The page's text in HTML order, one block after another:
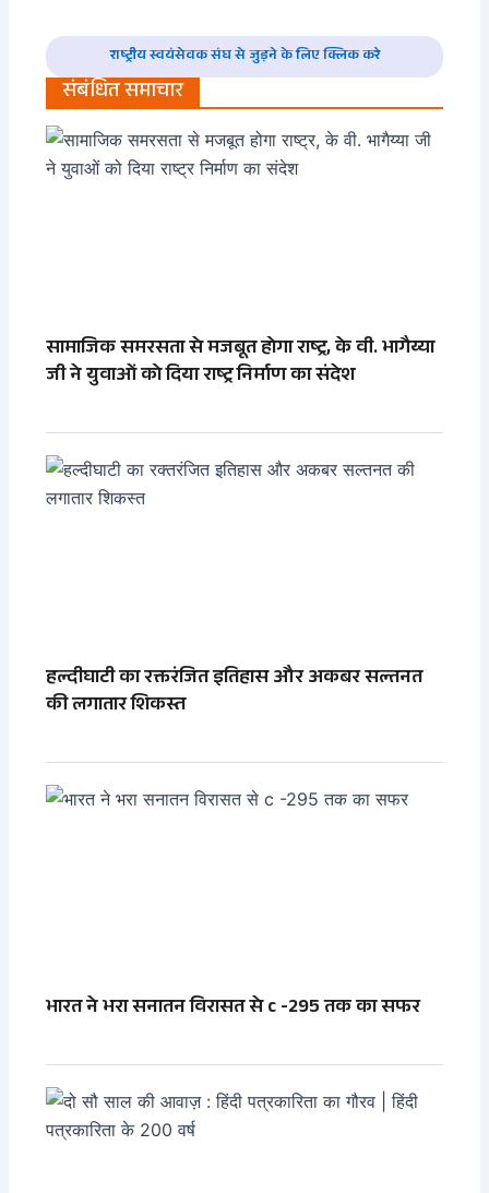
राष्ट्रीय स्वयंसेवक संघ से जुड़ने के लिए क्लिक करे
संबंधित समाचार
सामाजिक समरसता से मजबूत होगा राष्ट्र, के वी. भागैय्या
जी ने युवाओं को दिया राष्ट्र निर्माण का संदेश
हल्दीघाटी का रक्तरंजित इतिहास और अकबर सल्तनत
की लगातार शिकस्त
भारत ने भरा सनातन विरासत से c -295 तक का सफर